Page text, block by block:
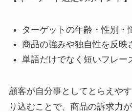
ターゲットの年齢・性別・
商品の強みや独自性を反映
単語だけでなく短いフレー
顧客が自分事としてとらえや
り込むことで、商品の訴求力